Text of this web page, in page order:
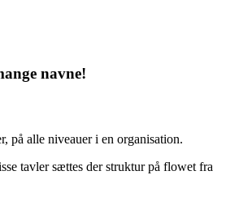
navne!
på alle niveauer i en organisation.
tavler sættes der struktur på flowet fra